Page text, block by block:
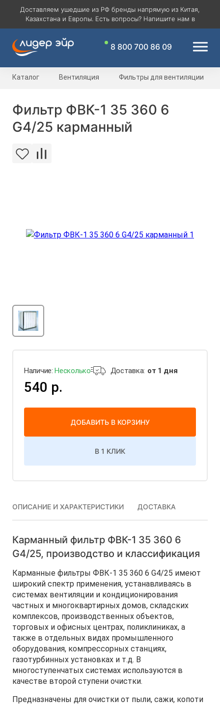
Доставляем ушедшие из РФ бренды напрямую из Китая,
Казахстана и Европы. Есть вопросы? Напишите нам в
8 800 700 86 09
Каталог Вентиляция Фильтры для вентиляции
Фильтр ФВК-1 35 360 6
G4/25 карманный
Наличие: Несколько Доставка: от 1 дня
540 р.
ДОБАВИТЬ В КОРЗИНУ
В 1 КЛИК
ОПИСАНИЕ И ХАРАКТЕРИСТИКИ ДОСТАВКА
Карманный фильтр ФВК-1 35 360 6
G4/25, производство и классификация
Карманные фильтры ФВК-1 35 360 6 G4/25 имеют
широкий спектр применения, устанавливаясь в
системах вентиляции и кондиционирования
частных и многоквартирных домов, складских
комплексов, производственных объектов,
торговых и офисных центрах, поликлиниках, а
также в отдельных видах промышленного
оборудования, компрессорных станциях,
газотурбинных установках и т.д. В
многоступенчатых системах используются в
качестве второй ступени очистки.
Предназначены для очистки от пыли, сажи, копоти